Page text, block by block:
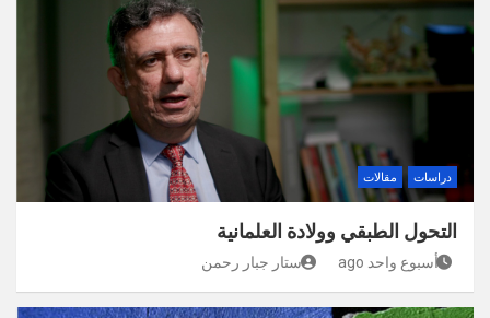
دراسات مقالات
التحول الطبقي وولادة العلمانية
أسبوع واحد ago ستار جبار رحمن